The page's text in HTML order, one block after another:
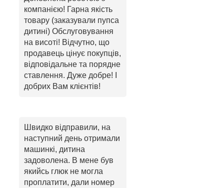
компанією! Гарна якість
товару (заказували пупса
дитині) Обслуговування
на висоті! Відчутно, що
продавець цінує покупців,
відповідальне та порядне
ставлення. Дуже добре! І
добрих Вам клієнтів!
Швидко відправили, на
наступний день отримали
машинкі, дитина
задоволена. В мене був
якийсь глюк не могла
проплатити, дали номер